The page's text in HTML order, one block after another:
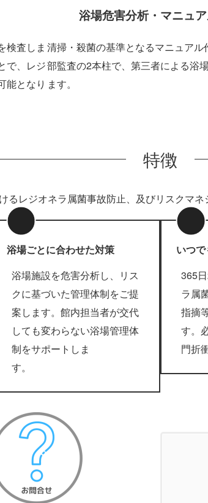
検査しま
で、レジ
能となり
浴場危害分析・マニュ
清掃・殺菌の基準となるマニュアル
部監査の2本柱で、第三者による浴
ます。
特徴
るレジオネラ属菌事故防止、及びリスクマネ
浴場ごとに合わせた対策
浴場施設を危害分析し、リス
クに基づいた管理体制をご提
案します。館内担当者が交代
しても変わらない浴場管理体
制をサポートしま
す。
いつ
365
ラ属
指摘
す。
門